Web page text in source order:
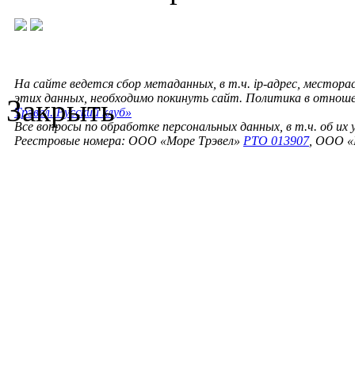
На сайте ведется сбор метаданных, в т.ч. ip-адрес,
этих данных, необходимо покинуть сайт. Политика в
Трэвел. Русский клуб»
Все вопросы по обработке персональных данных, в т.ч. об их
Реестровые номера: ООО «Море Трэвел» РТО 013907, ООО
Закрыть